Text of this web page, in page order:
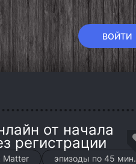
ВОЙТИ
от начала
регистрации
Matter
эпизоды по 45 мин.